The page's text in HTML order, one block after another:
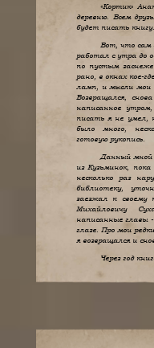
«Кортик»
деревню. Всем
будет писать книгу.
Вот, что сам
работал с утра до
по пустым
рано, в окнах кое-
ламп, и мысли мои
Возвращался,
написанное
писать я не умел,
было много,
готовую рукопись.
Данный мной
из Кузьминок,
несколько раз
библиотеку,
заезжал к своему
Михайловичу
написанные главы
глазе. Про мои
я возвращался и
Через год